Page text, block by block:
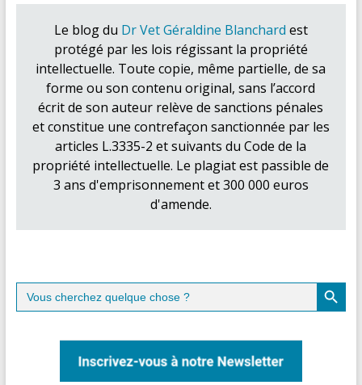
Le blog du Dr Vet Géraldine Blanchard est
protégé par les lois régissant la propriété
intellectuelle. Toute copie, même partielle, de sa
forme ou son contenu original, sans l’accord
écrit de son auteur relève de sanctions pénales
et constitue une contrefaçon sanctionnée par les
articles L.3335-2 et suivants du Code de la
propriété intellectuelle. Le plagiat est passible de
3 ans d'emprisonnement et 300 000 euros
d'amende.
Search
for:
Search Button